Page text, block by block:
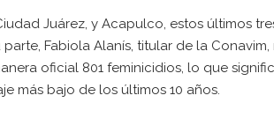
Juárez, y Acapulco, estos últimos
Fabiola Alanís, titular de la
oficial 801 feminicidios, lo que
más bajo de los últimos 10 años.